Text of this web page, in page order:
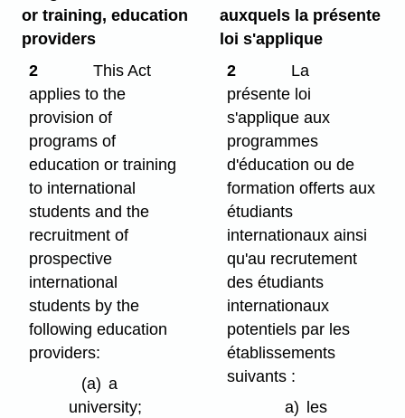
or training, education
providers
2
This Act
applies to the
provision of
programs of
education or training
to international
students and the
recruitment of
prospective
international
students by the
following education
providers:
(a) a
university;
auxquels la présente
loi s'applique
2
La
présente loi
s'applique aux
programmes
d'éducation ou de
formation offerts aux
étudiants
internationaux ainsi
qu'au recrutement
des étudiants
internationaux
potentiels par les
établissements
suivants :
a)
les